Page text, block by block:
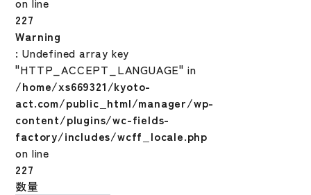
227
数量
リ
Warning
: Undefined array key
"HTTP_ACCEPT_LANGUAGE" in
/home/xs669321/kyoto-
act.com/public_html/manager/wp-
content/plugins/wc-fields-
factory/includes/wcff_locale.php
on line
227